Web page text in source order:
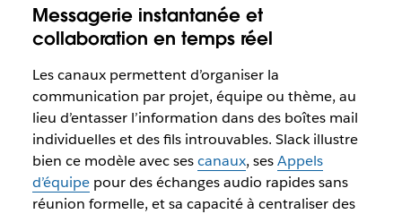
Messagerie instantanée et
collaboration en temps réel
Les canaux permettent d’organiser la
communication par projet, équipe ou thème, au
lieu d’entasser l’information dans des boîtes mail
individuelles et des fils introuvables. Slack illustre
bien ce modèle avec sescanaux, sesAppels
d’équipepour des échanges audio rapides sans
réunion formelle, et sa capacité à centraliser des